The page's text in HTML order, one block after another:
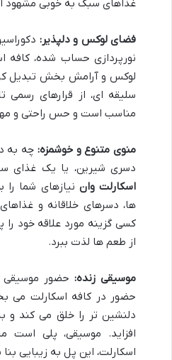
غذاهای سبک به خوبی مشهود
فضای لوکس و دلپذیر:
نورپردازی حساب شده، کافه
لوکس و آرامش بخش تبدیل
سلیقه ای، از قرارهای رسمی
مناسب است و حس راحتی و
منوی متنوع و خوشمزه: چه به
دسری شیرین، یا یک
اسکارلت وان نیازهای شما را
ها، دسرهای خلاقانه و
کسی گزینه مورد علاقه خود را
از طعم ها لذت ببرد.
موسیقی زنده: حضور موسیقی
حضور در کافه اسکارلت می
دلنشین تر را خلق می کند و
افزاید. موسیقی، پلی است
اسکارلت، این پل به زیبایی